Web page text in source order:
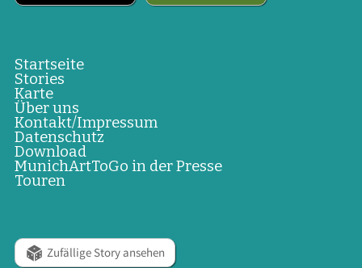
Startseite
Stories
Karte
Über uns
Kontakt/Impressum
Datenschutz
Download
MunichArtToGo in der Presse
Touren
Zufällige Story ansehen